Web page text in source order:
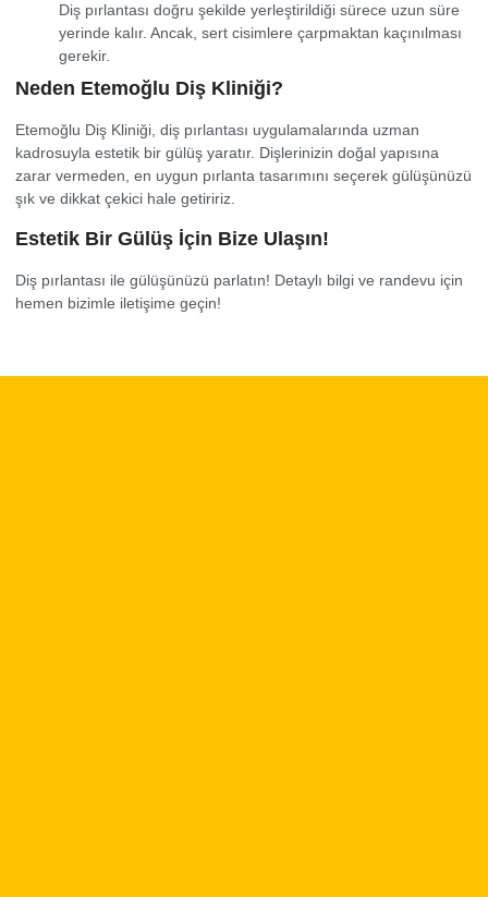
Diş pırlantası doğru şekilde yerleştirildiği sürece uzun süre
yerinde kalır. Ancak, sert cisimlere çarpmaktan kaçınılması
gerekir.
Neden Etemoğlu Diş Kliniği?
Etemoğlu Diş Kliniği, diş pırlantası uygulamalarında uzman
kadrosuyla estetik bir gülüş yaratır. Dişlerinizin doğal yapısına
zarar vermeden, en uygun pırlanta tasarımını seçerek gülüşünüzü
şık ve dikkat çekici hale getiririz.
Estetik Bir Gülüş İçin Bize Ulaşın!
Diş pırlantası ile gülüşünüzü parlatın! Detaylı bilgi ve randevu için
hemen bizimle iletişime geçin!